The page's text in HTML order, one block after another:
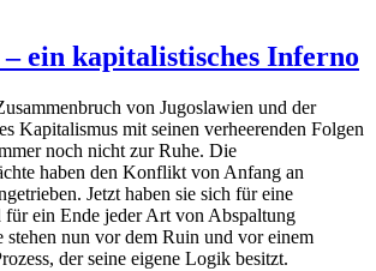
ein kapitalistisches Inferno
von Jugoslawien und der
Kapitalismus mit seinen verheerenden Folgen
noch nicht zur Ruhe. Die
haben den Konflikt von Anfang an
Jetzt haben sie sich für eine
für ein Ende jeder Art von Abspaltung
stehen nun vor dem Ruin und vor einem
der seine eigene Logik besitzt.